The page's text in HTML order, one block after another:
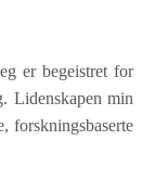
er begeistret for
Lidenskapen min
forskningsbaserte